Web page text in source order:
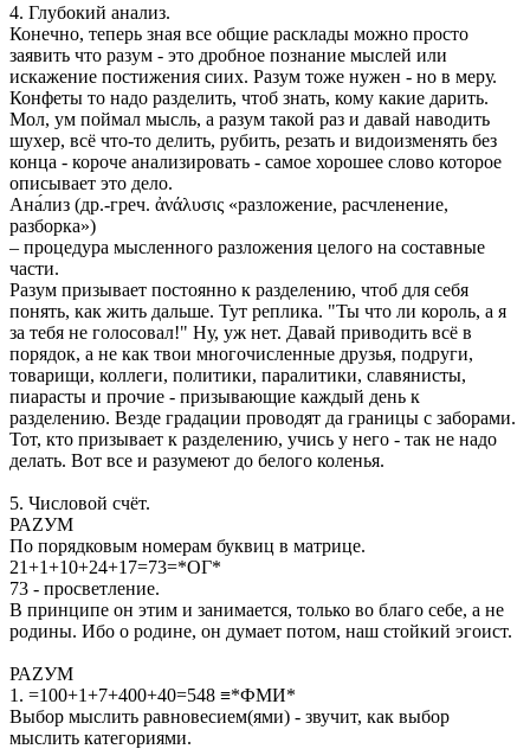
4. Глубокий анализ.
Конечно, теперь зная все общие расклады можно просто
заявить что разум - это дробное познание мыслей или
искажение постижения сиих. Разум тоже нужен - но в меру.
Конфеты то надо разделить, чтоб знать, кому какие дарить.
Мол, ум поймал мысль, а разум такой раз и давай наводить
шухер, всё что-то делить, рубить, резать и видоизменять без
конца - короче анализировать - самое хорошее слово которое
описывает это дело.
Ана́лиз (др.-греч. ἀνάλυσις «разложение, расчленение,
разборка»)
– процедура мысленного разложения целого на составные
части.
Разум призывает постоянно к разделению, чтоб для себя
понять, как жить дальше. Тут реплика. "Ты что ли король, а я
за тебя не голосовал!" Ну, уж нет. Давай приводить всё в
порядок, а не как твои многочисленные друзья, подруги,
товарищи, коллеги, политики, паралитики, славянисты,
пиарасты и прочие - призывающие каждый день к
разделению. Везде градации проводят да границы с заборами.
Тот, кто призывает к разделению, учись у него - так не надо
делать. Вот все и разумеют до белого коленья.
5. Числовой счёт.
РАZУМ
По порядковым номерам буквиц в матрице.
21+1+10+24+17=73=*ОГ*
73 - просветление.
В принципе он этим и занимается, только во благо себе, а не
родины. Ибо о родине, он думает потом, наш стойкий эгоист.
РАZУМ
1. =100+1+7+400+40=548 ≡*ФМИ*
Выбор мыслить равновесием(ями) - звучит, как выбор
мыслить категориями.